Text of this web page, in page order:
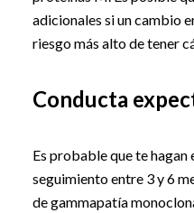
adicionales si un cambio
riesgo más alto de tener
Conducta
Es probable que te hagan
seguimiento entre 3 y 6
de gammapatía